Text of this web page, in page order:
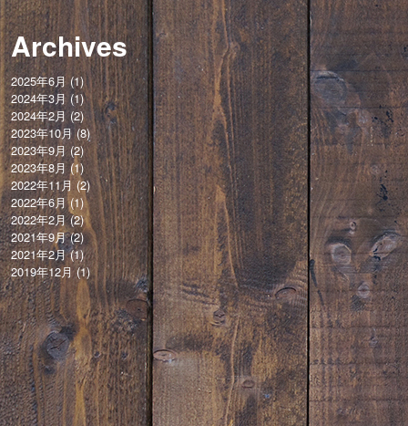
Archives
2025年6月(1)
2024年3月 (1)
2024年2月(2)
2023年10月(8)
2023年9月(2)
2023年8月(1)
2022年11月(2)
2022年6月(1)
2022年2月(2)
2021年9月(2)
2021年2月(1)
2019年12月(1)